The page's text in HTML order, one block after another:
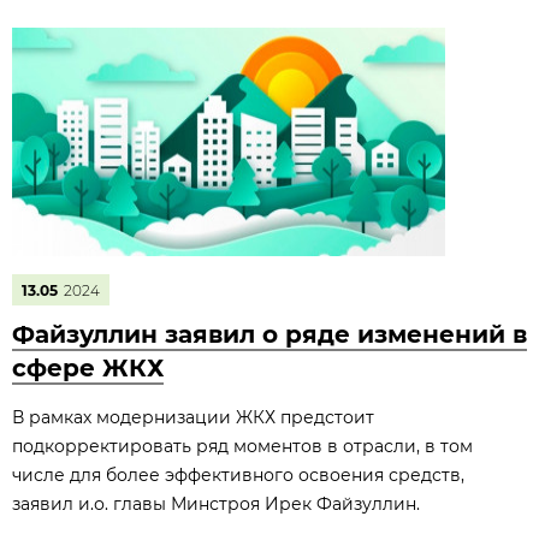
13.05 2024
Файзуллин заявил о ряде изменений в
сфере ЖКХ
В рамках модернизации ЖКХ предстоит
подкорректировать ряд моментов в отрасли, в том
числе для более эффективного освоения средств,
заявил и.о. главы Минстроя Ирек Файзуллин.